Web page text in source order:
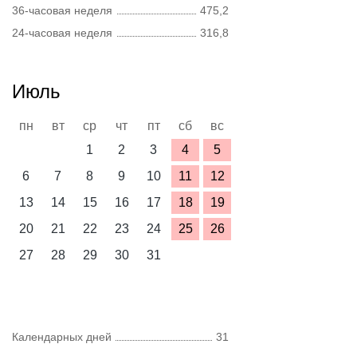
36-часовая неделя
475,2
24-часовая неделя
316,8
Июль
пн вт ср чт пт сб
вс
1
2 3 4
5
6
7 8 9 10 11
12
13
14 15 16 17 18
19
20
21 22 23 24 25
26
27
28 29 30 31
Календарных дней
31